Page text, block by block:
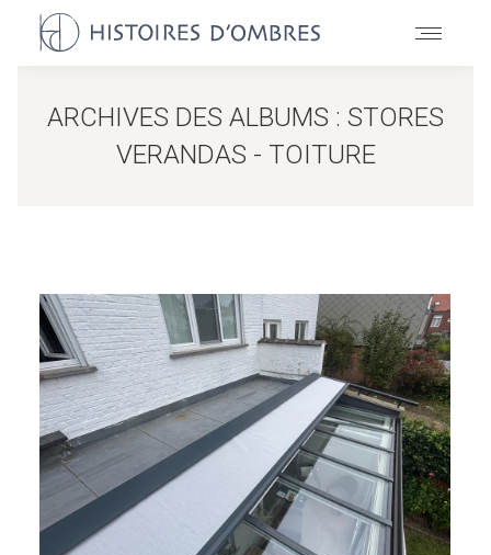
ARCHIVES DES ALBUMS : STORES
VERANDAS - TOITURE